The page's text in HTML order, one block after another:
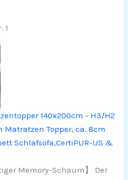
1
140x200cm - H3/H2
Matratzen Topper, ca. 8cm
Schlafsofa,CertiPUR-US &
Memory-Schaum】 Der